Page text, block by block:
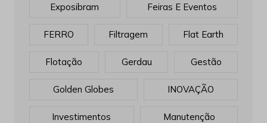
Exposibram Feiras E Eventos
FERRO Filtragem Flat Earth
Flotação Gerdau Gestão
Golden Globes INOVAÇÃO
Investimentos Manutenção